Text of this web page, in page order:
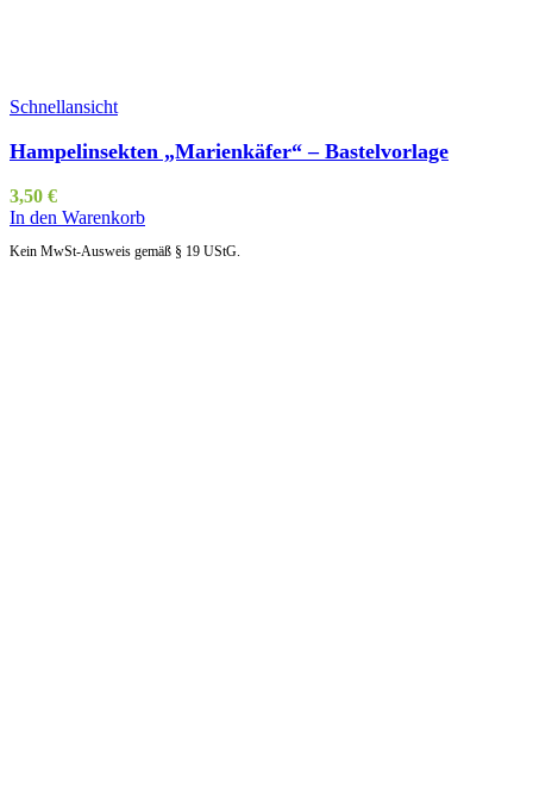
Schnellansicht
Hampelinsekten „Marienkäfer“ – Bastelvorlage
3,50 €
In den Warenkorb
Kein MwSt-Ausweis gemäß § 19 UStG.